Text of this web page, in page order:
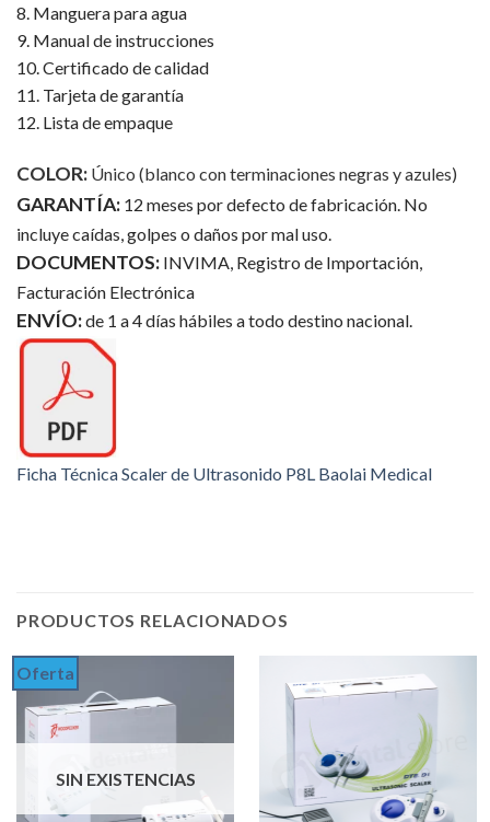
8. Manguera para agua
9. Manual de instrucciones
10. Certificado de calidad
11. Tarjeta de garantía
12. Lista de empaque
COLOR: Único (blanco con terminaciones negras y azules)
GARANTÍA: 12 meses por defecto de fabricación. No
incluye caídas, golpes o daños por mal uso.
DOCUMENTOS: INVIMA, Registro de Importación,
Facturación Electrónica
ENVÍO:de 1 a 4 días hábiles a todo destino nacional.
Ficha Técnica Scaler de Ultrasonido P8L Baolai Medical
PRODUCTOS RELACIONADOS
Oferta
SIN EXISTENCIAS